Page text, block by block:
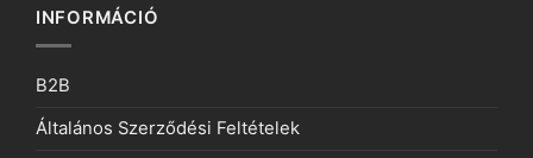
INFORMÁCIÓ
B2B
Általános Szerződési Feltételek